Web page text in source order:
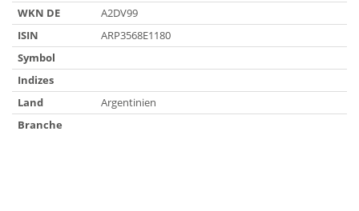
WKN DE
A2DV99
ISIN
ARP3568E1180
Symbol
Indizes
Land
Argentinien
Branche